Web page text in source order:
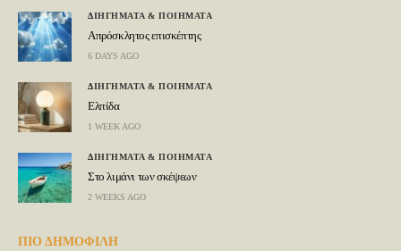
ΔΙΗΓΗΜΑΤΑ & ΠΟΙΗΜΑΤΑ
Απρόσκλητος επισκέπτης
6 DAYS AGO
ΔΙΗΓΗΜΑΤΑ & ΠΟΙΗΜΑΤΑ
Ελπίδα
1 WEEK AGO
ΔΙΗΓΗΜΑΤΑ & ΠΟΙΗΜΑΤΑ
Στο λιμάνι των σκέψεων
2 WEEKS AGO
ΠΙΟ ΔΗΜΟΦΙΛΗ